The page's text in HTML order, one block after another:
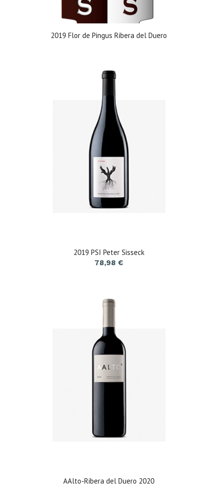
2019 Flor de Pingus Ribera del Duero
2019 PSI Peter Sisseck
78,98€
AAlto-Ribera del Duero 2020